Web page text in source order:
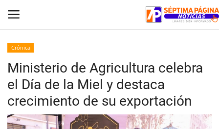
Inicio
Crónica
Policial
Crónica
Ministerio de Agricultura celebra
el Día de la Miel y destaca
crecimiento de su exportación